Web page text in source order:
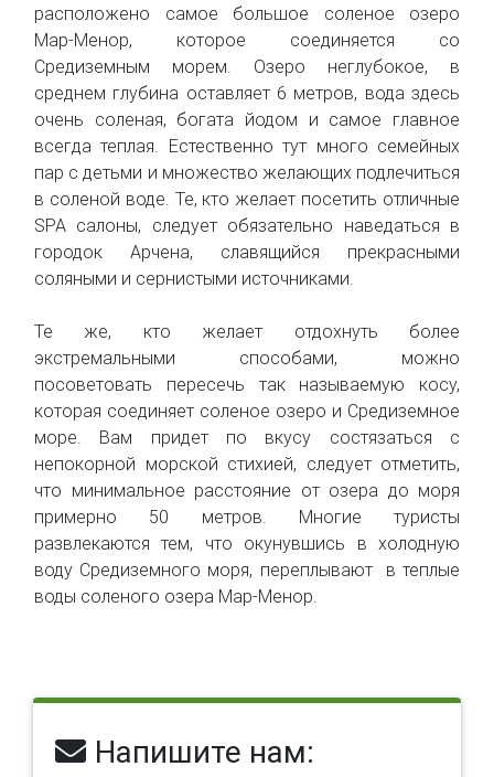
расположено самое большое соленое озеро
Мар-Менор, которое соединяется со
Средиземным морем. Озеро неглубокое, в
среднем глубина оставляет 6 метров, вода здесь
очень соленая, богата йодом и самое главное
всегда теплая. Естественно тут много семейных
пар с детьми и множество желающих подлечиться
в соленой воде. Те, кто желает посетить отличные
SPA салоны, следует обязательно наведаться в
городок Арчена, славящийся прекрасными
соляными и сернистыми источниками.
Те же, кто желает отдохнуть более
экстремальными способами, можно
посоветовать пересечь так называемую косу,
которая соединяет соленое озеро и Средиземное
море. Вам придет по вкусу состязаться с
непокорной морской стихией, следует отметить,
что минимальное расстояние от озера до моря
примерно 50 метров. Многие туристы
развлекаются тем, что окунувшись в холодную
воду Средиземного моря, переплывают в теплые
воды соленого озера Мар-Менор.
Напишите нам: